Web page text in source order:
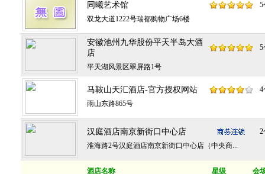
同曦艺术馆
5
双龙大道1222号瑞都购物广场6楼
安徽池州九华股份平天半岛大酒
店
5
平天湖风景区翠屏路1号
马鞍山天汇酒店-官方授权网站
4
雨山东路865号
汉庭酒店南京新街口中心店
2
淮海路2号汉庭酒店南京新街口中心店（中央商...
酒店名称 星级 会